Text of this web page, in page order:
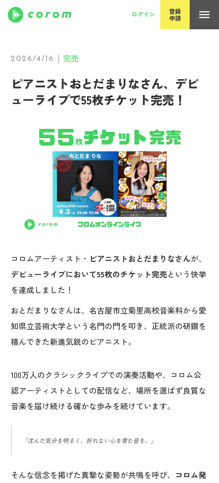
ログイン
登録
申請
menu
2026/4/16 完売
ピアニストおとだまりなさん、デビ
ューライブで55枚チケット完売！
コロムアーティスト・ ピアニストおとだまりなさんが、
デビューライブにおいて55枚のチケット完売という快挙
を達成しました！
おとだまりなさんは、名古屋市立菊里高校音楽科から愛
知県立芸術大学という名門の門を叩き、正統派の研鑽を
積んできた新進気鋭のピアニスト。
100万人のクラシックライブでの演奏活動や、コロム公
認アーティストとしての配信など、場所を選ばず良質な
音楽を届け続ける確かな歩みを続けています。
「沈んだ気分を明るく、折れない心を育む音を。」
そんな信念を掲げた真摯な姿勢が共鳴を呼び、
コロム発